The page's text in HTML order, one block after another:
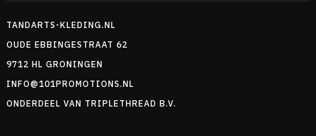
TANDARTS-KLEDING.NL
OUDE EBBINGESTRAAT 62
9712 HL GRONINGEN
INFO@101PROMOTIONS.NL
ONDERDEEL VAN TRIPLETHREAD B.V.